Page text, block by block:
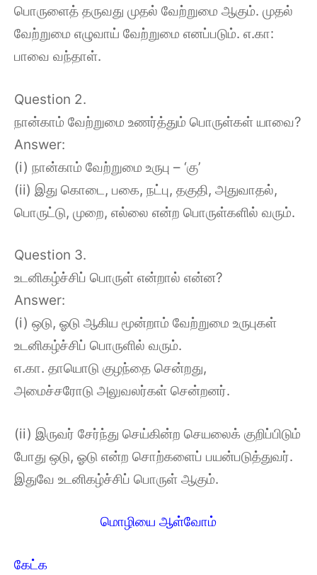
பொருளைத் தருவது முதல் வேற்றுமை ஆகும். முதல்
வேற்றுமை எழுவாய் வேற்றுமை எனப்படும். எ.கா:
பாவை வந்தாள்.
Question 2.
நான்காம் வேற்றுமை உணர்த்தும் பொருள்கள் யாவை?
Answer:
(i) நான்காம் வேற்றுமை உருபு – ‘கு’
(ii) இது கொடை, பகை, நட்பு, தகுதி, அதுவாதல்,
பொருட்டு, முறை, எல்லை என்ற பொருள்களில் வரும்.
Question 3.
உடனிகழ்ச்சிப் பொருள் என்றால் என்ன?
Answer:
(i) ஒடு, ஓடு ஆகிய மூன்றாம் வேற்றுமை உருபுகள்
உடனிகழ்ச்சிப் பொருளில் வரும்.
எ.கா. தாயொடு குழந்தை சென்றது,
அமைச்சரோடு அலுவலர்கள் சென்றனர்.
(ii) இருவர் சேர்ந்து செய்கின்ற செயலைக் குறிப்பிடும்
போது ஒடு, ஓடு என்ற சொற்களைப் பயன்படுத்துவர்.
இதுவே உடனிகழ்ச்சிப் பொருள் ஆகும்.
மொழியை ஆள்வோம்
கேட்க